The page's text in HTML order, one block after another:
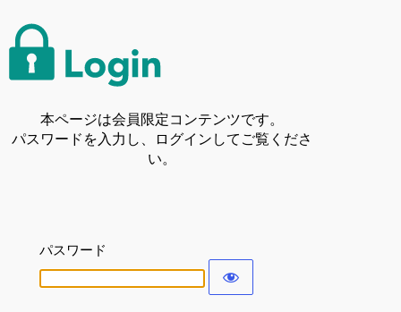
本ページは会員限定コンテンツです。
パスワードを入力し、ログインしてご覧くださ
い。
パスワード